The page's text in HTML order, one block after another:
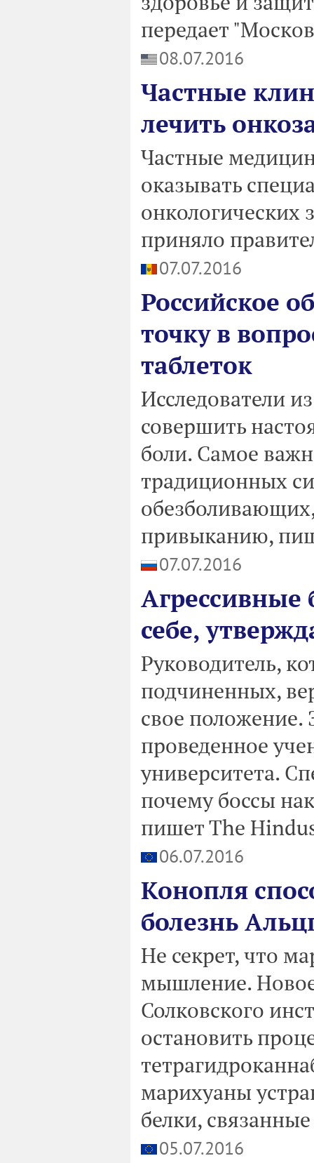
передает
08.07.2016
Частные
лечить
Частные
оказывать
онкологических
приняло
07.07.2016
Российское
точку в
таблеток
Исследователи
совершить
боли. Самое
традиционных
привыканию,
07.07.2016
Агрессивные
себе,
Руководитель,
подчиненных,
свое положение.
проведенное
университета.
почему боссы
пишет The
06.07.2016
Конопля
болезнь
Не секрет, что
мышление.
Солковского
остановить
марихуаны
белки,
05.07.2016